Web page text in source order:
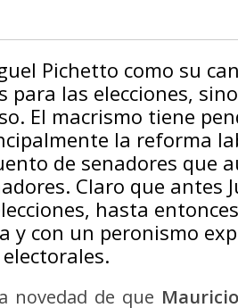
Pichetto como su
las elecciones,
El macrismo tiene
la reforma
de senadores que
Claro que antes
hasta
y con un peronismo
novedad de que